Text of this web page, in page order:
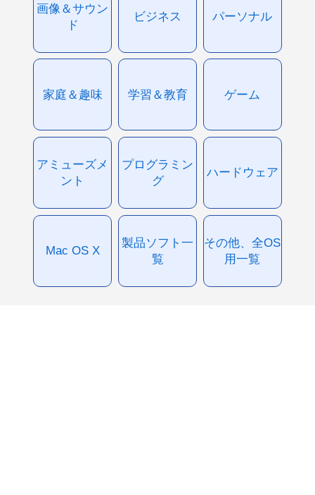
画像＆サウン
ド
ビジネス パーソナル
家庭＆趣味 学習＆教育 ゲーム
アミューズメ
ント
プログラミン
グ
ハードウェア
Mac OS X
製品ソフト一
覧
その他、全OS
用一覧